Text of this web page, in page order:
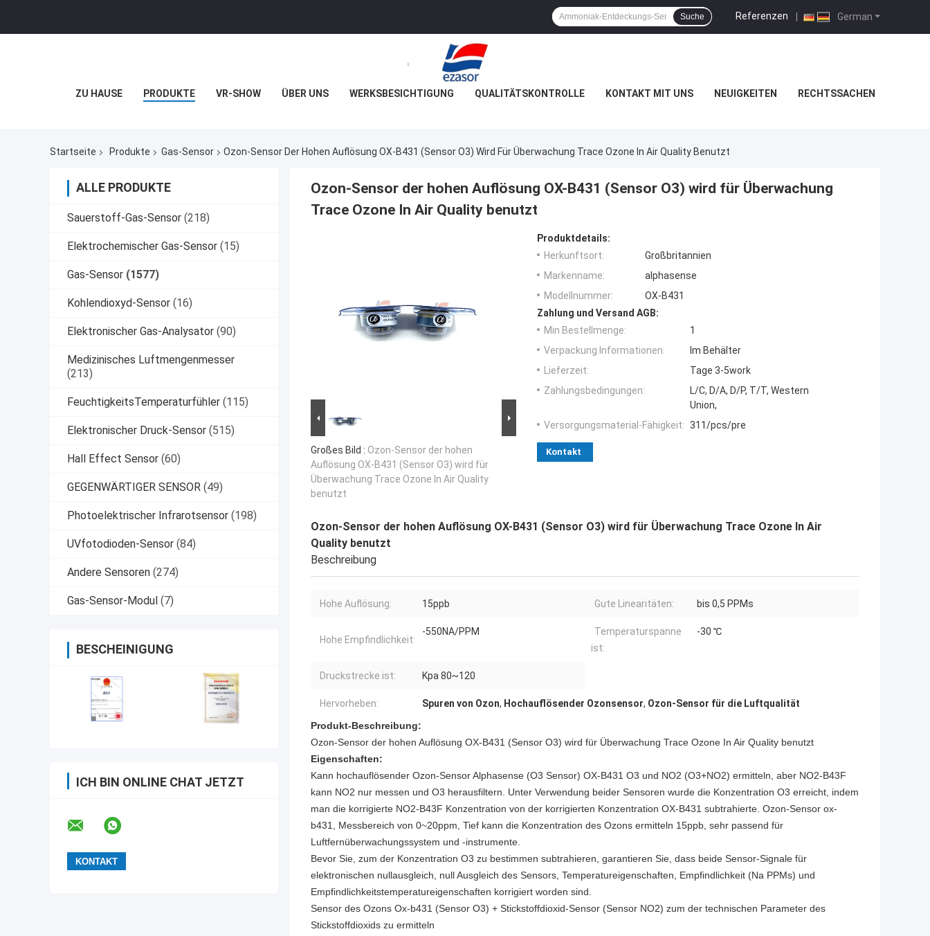
German
Referenzen |
Suche
ZU HAUSE PRODUKTE VR-SHOW ÜBER UNS WERKSBESICHTIGUNG QUALITÄTSKONTROLLE KONTAKT MIT UNS NEUIGKEITEN RECHTSSACHEN
Startseite Produkte Gas-Sensor Ozon-Sensor Der Hohen Auflösung OX-B431 (Sensor O3) Wird Für Überwachung Trace Ozone In Air Quality Benutzt
ALLE PRODUKTE
Sauerstoff-Gas-Sensor (218)
Elektrochemischer Gas-Sensor (15)
Gas-Sensor (1577)
Kohlendioxyd-Sensor (16)
Elektronischer Gas-Analysator (90)
Medizinisches Luftmengenmesser
(213)
FeuchtigkeitsTemperaturfühler (115)
Elektronischer Druck-Sensor (515)
Hall Effect Sensor (60)
GEGENWÄRTIGER SENSOR (49)
Photoelektrischer Infrarotsensor (198)
UVfotodioden-Sensor (84)
Andere Sensoren (274)
Gas-Sensor-Modul (7)
BESCHEINIGUNG
ICH BIN ONLINE CHAT JETZT
Ozon-Sensor der hohen Auflösung OX-B431 (Sensor O3) wird für Überwachung
Trace Ozone In Air Quality benutzt
Großes Bild : Ozon-Sensor der hohen
Auflösung OX-B431 (Sensor O3) wird für
Überwachung Trace Ozone In Air Quality
benutzt
Produktdetails:
Herkunftsort:
Großbritannien
Markenname:
alphasense
Modellnummer:
OX-B431
Zahlung und Versand AGB:
Min Bestellmenge:
1
Verpackung Informationen:
Im Behälter
Lieferzeit:
Tage 3-5work
Zahlungsbedingungen:
L/C, D/A, D/P, T/T, Western
Union,
Versorgungsmaterial-Fähigkeit: 311/pcs/pre
Kontakt
Ozon-Sensor der hohen Auflösung OX-B431 (Sensor O3) wird für Überwachung Trace Ozone In Air
Quality benutzt
Beschreibung
Hohe Auflösung: 15ppb Gute Linearitäten: bis 0,5 PPMs
Hohe Empfindlichkeit:
-550NA/PPM
Temperaturspanne
ist:
-30 ℃
Druckstrecke ist: Kpa 80~120
Hervorheben: Spuren von Ozon, Hochauflösender Ozonsensor, Ozon-Sensor für die Luftqualität
Produkt-Beschreibung:
Ozon-Sensor der hohen Auflösung OX-B431 (Sensor O3) wird für Überwachung Trace Ozone In Air Quality benutzt
Eigenschaften:
Kann hochauflösender Ozon-Sensor Alphasense (O3 Sensor) OX-B431 O3 und NO2 (O3+NO2) ermitteln, aber NO2-B43F
kann NO2 nur messen und O3 herausfiltern. Unter Verwendung beider Sensoren wurde die Konzentration O3 erreicht, indem
man die korrigierte NO2-B43F Konzentration von der korrigierten Konzentration OX-B431 subtrahierte. Ozon-Sensor ox-
b431, Messbereich von 0~20ppm, Tief kann die Konzentration des Ozons ermitteln 15ppb, sehr passend für
Luftfernüberwachungssystem und -instrumente.
Bevor Sie, zum der Konzentration O3 zu bestimmen subtrahieren, garantieren Sie, dass beide Sensor-Signale für
elektronischen nullausgleich, null Ausgleich des Sensors, Temperatureigenschaften, Empfindlichkeit (Na PPMs) und
Empfindlichkeitstemperatureigenschaften korrigiert worden sind.
Sensor des Ozons Ox-b431 (Sensor O3) + Stickstoffdioxid-Sensor (Sensor NO2) zum der technischen Parameter des
Stickstoffdioxids zu ermitteln